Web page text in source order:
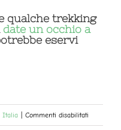
qualche trekking
date un occhio a
eservi
Italia Commenti disabilitati